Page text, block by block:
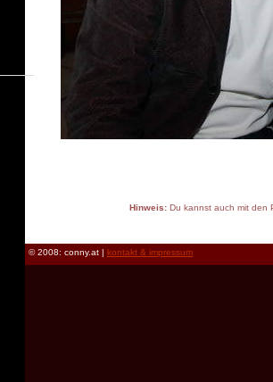
Hinweis:Du kannst auch mit den
© 2008: conny.at | kontakt & impressum